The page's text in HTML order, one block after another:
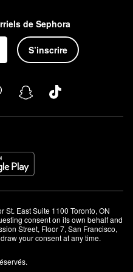
et pour vous aider à prendre
de Sephora
S’inscrire
St. East Suite 1100 Toronto, ON
consent on its own behalf and
Street, Floor 7, San Francisco,
your consent at any time.